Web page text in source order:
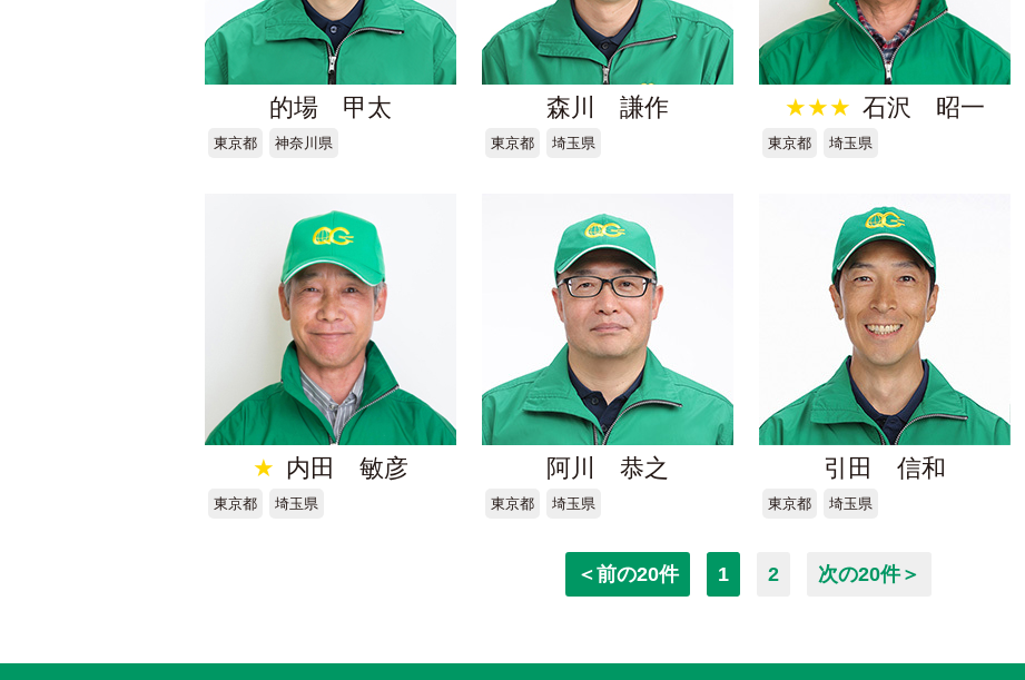
的場 甲太
東京都 神奈川県
森川 謙作
東京都 埼玉県
★★★ 石沢 昭一
東京都 埼玉県
★ 内田 敏彦
東京都 埼玉県
阿川 恭之
東京都 埼玉県
引田 信和
東京都 埼玉県
＜前の20件 1 2 次の20件＞